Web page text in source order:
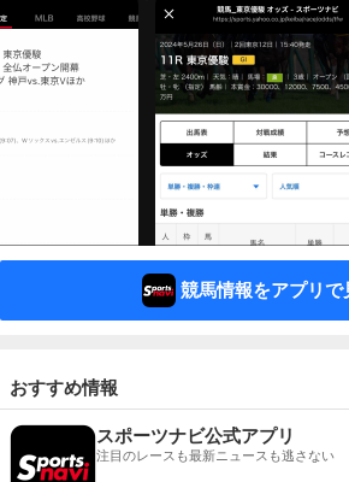
競馬情報をアプリで
おすすめ情報
スポーツナビ公式アプリ
注目のレースも最新ニュースも逃さない